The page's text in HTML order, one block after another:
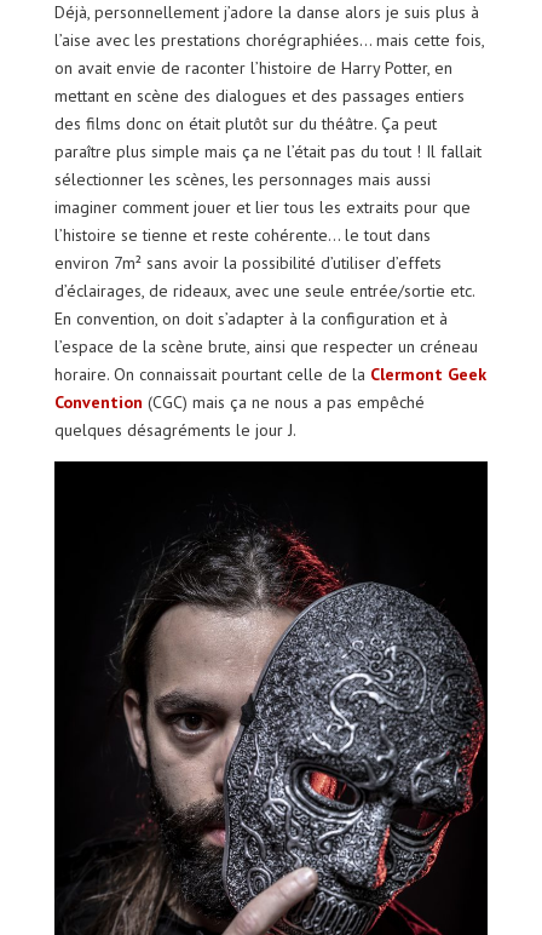
Déjà, personnellement j’adore la danse alors je suis plus à
l’aise avec les prestations chorégraphiées… mais cette fois,
on avait envie de raconter l’histoire de Harry Potter, en
mettant en scène des dialogues et des passages entiers
des films donc on était plutôt sur du théâtre. Ça peut
paraître plus simple mais ça ne l’était pas du tout ! Il fallait
sélectionner les scènes, les personnages mais aussi
imaginer comment jouer et lier tous les extraits pour que
l’histoire se tienne et reste cohérente… le tout dans
environ 7m² sans avoir la possibilité d’utiliser d’effets
d’éclairages, de rideaux, avec une seule entrée/sortie etc.
En convention, on doit s’adapter à la configuration et à
l’espace de la scène brute, ainsi que respecter un créneau
horaire. On connaissait pourtant celle de la Clermont Geek
Convention (CGC) mais ça ne nous a pas empêché
quelques désagréments le jour J.